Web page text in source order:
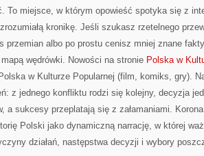
To miejsce, w którym opowieść spotyka się z
kronikę. Jeśli szukasz rzetelnego
przemian albo po prostu cenisz mniej znane
mapą wędrówki. Nowości na stronie Polska w
w Kulturze Popularnej (film, komiks, gry).
z jednego konfliktu rodzi się kolejny, decyzja
a sukcesy przeplatają się z załamaniami.
Polski jako dynamiczną narrację, w której
działań, następstwa decyzji i wybory